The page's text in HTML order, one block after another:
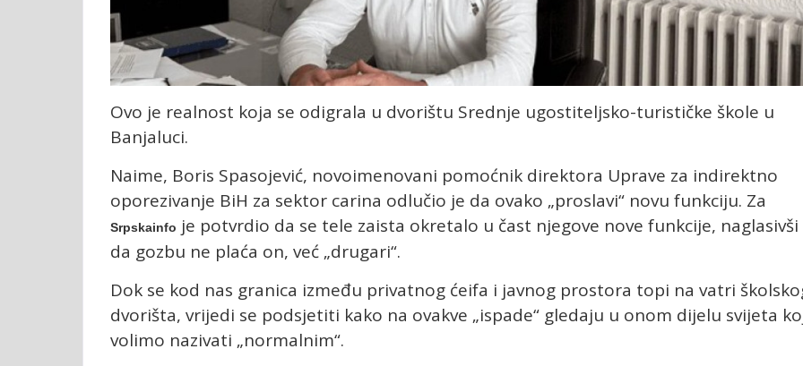
Ovo je realnost koja se odigrala u dvorištu Srednje ugostiteljsko-turističke škole u
Banjaluci.
Naime, Boris Spasojević, novoimenovani pomoćnik direktora Uprave za indirektno
oporezivanje BiH za sektor carina odlučio je da ovako „proslavi“ novu funkciju. Za
Srpskainfo je potvrdio da se tele zaista okretalo u čast njegove nove funkcije, naglasivši
da gozbu ne plaća on, već „drugari“.
Dok se kod nas granica između privatnog ćeifa i javnog prostora topi na vatri
dvorišta, vrijedi se podsjetiti kako na ovakve „ispade“ gledaju u onom dijelu svijeta
volimo nazivati „normalnim“.